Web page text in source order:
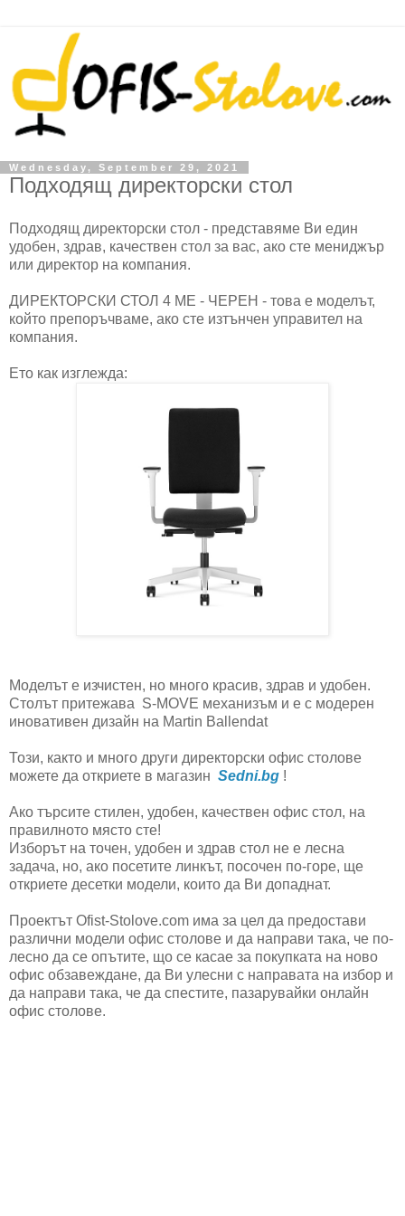
Wednesday, September 29, 2021
Подходящ директорски стол
Подходящ директорски стол - представяме Ви един
удобен, здрав, качествен стол за вас, ако сте мениджър
или директор на компания.
ДИРЕКТОРСКИ СТОЛ 4 ME - ЧЕРЕН - това е моделът,
който препоръчваме, ако сте изтънчен управител на
компания.
Ето как изглежда:
Моделът е изчистен, но много красив, здрав и удобен.
Столът притежава S-MOVE механизъм и е с модерен
иновативен дизайн на Martin Ballendat
Този, както и много други директорски офис столове
можете да откриете в магазин Sedni.bg !
Ако търсите стилен, удобен, качествен офис стол, на
правилното място сте!
Изборът на точен, удобен и здрав стол не е лесна
задача, но, ако посетите линкът, посочен по-горе, ще
откриете десетки модели, които да Ви допаднат.
Проектът Ofist-Stolove.com има за цел да предостави
различни модели офис столове и да направи така, че по-
лесно да се опътите, що се касае за покупката на ново
офис обзавеждане, да Ви улесни с направата на избор и
да направи така, че да спестите, пазарувайки онлайн
офис столове.